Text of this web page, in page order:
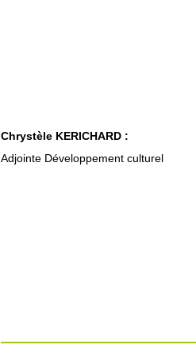
Chrystèle KERICHARD :
Adjointe Développement culturel